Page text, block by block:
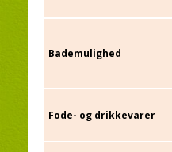
Bademulighed
Fode- og drikkevarer